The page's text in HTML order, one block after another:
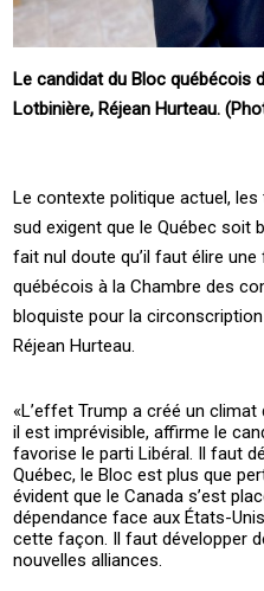
Le candidat du Bloc québécois
Lotbinière, Réjean Hurteau.
Le contexte politique actuel,
sud exigent que le Québec soit
fait nul doute qu’il faut élire
québécois à la Chambre des
bloquiste pour la
Réjean Hurteau.
«L’effet Trump a créé un climat
il est imprévisible, affirme le
favorise le parti Libéral. Il faut
Québec, le Bloc est plus que
évident que le Canada s’est
dépendance face aux États-
cette façon. Il faut développer
nouvelles alliances.